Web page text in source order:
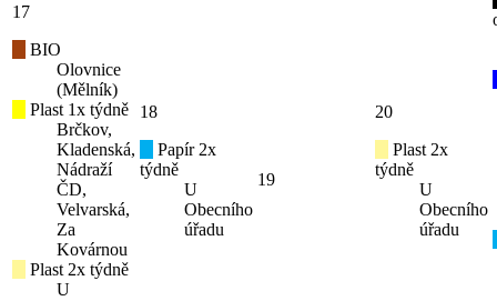
17
BIO
Olovnice
(Mělník)
Plast 1x týdně
Brčkov,
Kladenská,
Nádraží
ČD,
Velvarská,
Za
Kovárnou
Plast 2x týdně
U
18
Papír 2x
týdně
U
Obecního
úřadu
19
20
Plast 2x
týdně
U
Obecního
úřadu